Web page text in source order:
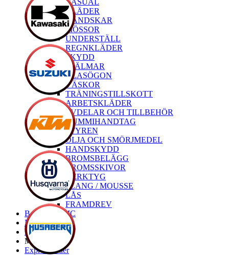
CASUAL
KLÄDER
HANDSKAR
MÖSSOR
UNDERSTÄLL
REGNKLÄDER
SKYDD
HJÄLMAR
GLASÖGON
VÄSKOR
TRÄNINGSTILLSKOTT
ARBETSKLÄDER
RESERVDELAR OCH TILLBEHÖR
GUMMIHANDTAG
STYREN
OLJA OCH SMÖRJMEDEL
HANDSKYDD
BROMSBELÄGG
BROMSSKIVOR
VERKTYG
SLANG / MOUSSE
LÅS
FRAMDREV
Begagnade MC
Nya MC
Brands
My Bike
Express order